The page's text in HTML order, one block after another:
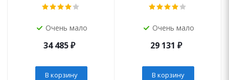
Очень мало
34 485₽
В корзину
Очень мало
29 131 ₽
В корзину